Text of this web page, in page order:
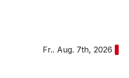
Fr.. Aug. 7th, 2026